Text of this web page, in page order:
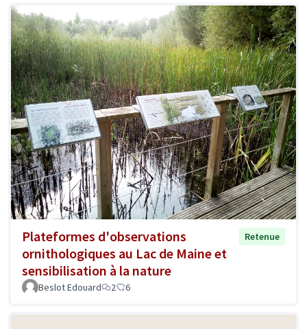
Plateformes d'observations
ornithologiques au Lac de Maine et
sensibilisation à la nature
Retenue
Beslot Edouard 2 6